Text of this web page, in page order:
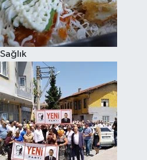
Sağlık